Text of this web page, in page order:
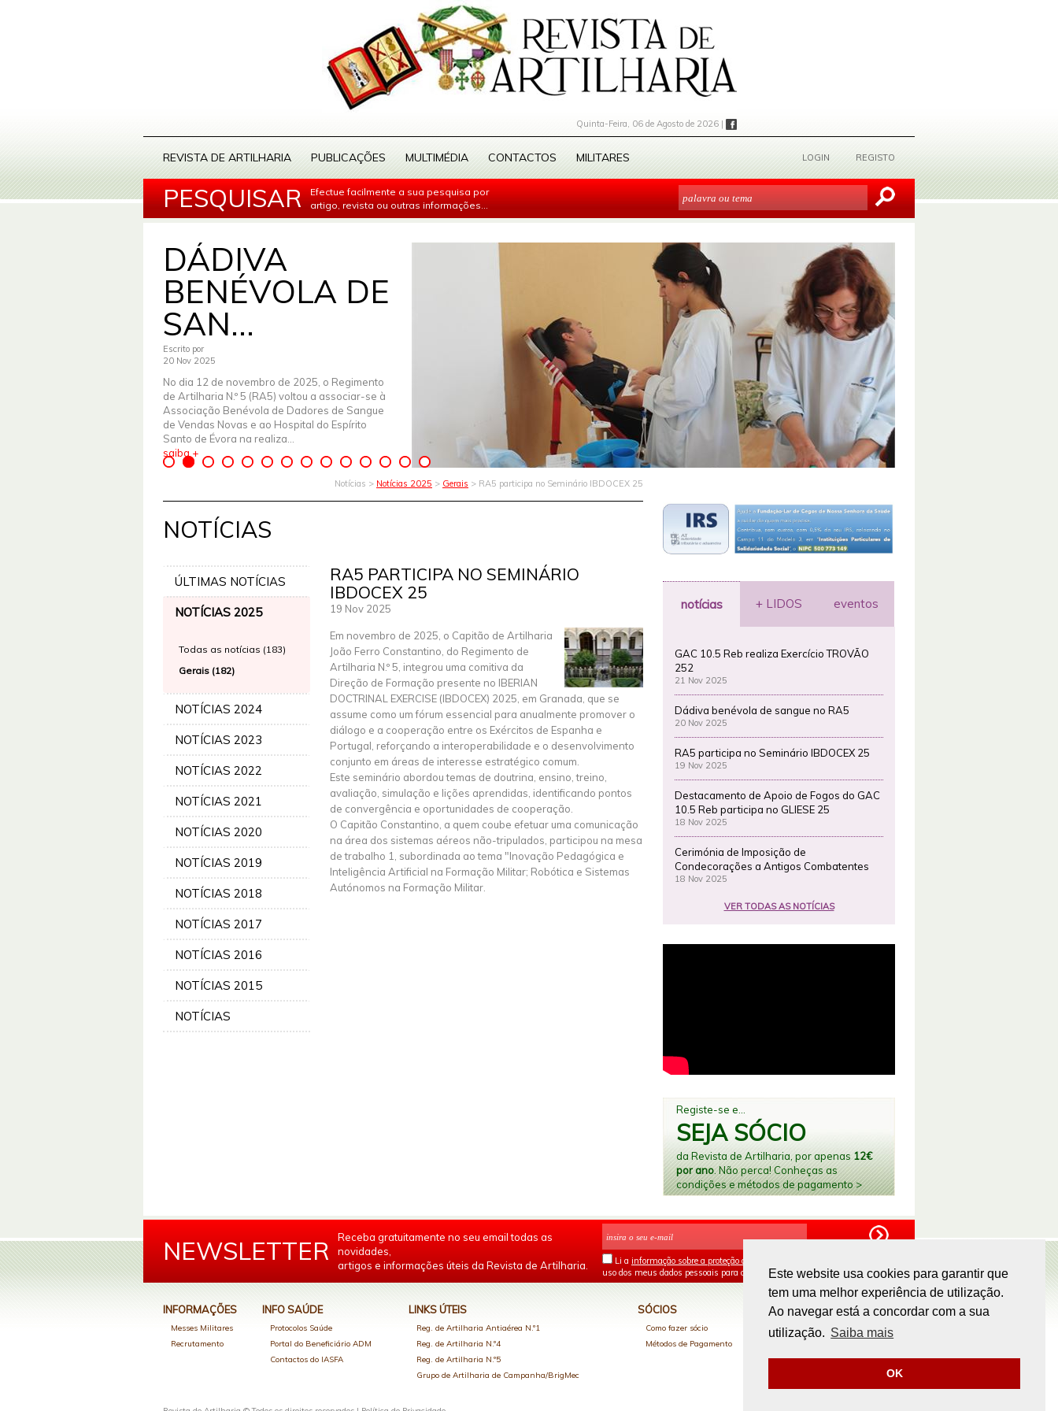
Este website usa cookies para garantir que
tem uma melhor experiência de utilização.
Ao navegar está a concordar com a sua
utilização. Saiba mais
OK
Quinta-Feira, 06 de Agosto de 2026 |
REVISTA DE ARTILHARIA PUBLICAÇÕES MULTIMÉDIA CONTACTOS MILITARES LOGIN REGISTO
PESQUISAR
Efectue facilmente a sua pesquisa por
artigo, revista ou outras informações...
DÁDIVA
BENÉVOLA DE
SAN...
Escrito por
20 Nov 2025
No dia 12 de novembro de 2025, o Regimento
de Artilharia N.º 5 (RA5) voltou a associar-se à
Associação Benévola de Dadores de Sangue
de Vendas Novas e ao Hospital do Espírito
Santo de Évora na realiza...
saiba +
Notícias > Notícias 2025 > Gerais > RA5 participa no Seminário IBDOCEX 25
NOTÍCIAS
ÚLTIMAS NOTÍCIAS
NOTÍCIAS 2025
Todas as notícias (183)
Gerais (182)
NOTÍCIAS 2024
NOTÍCIAS 2023
NOTÍCIAS 2022
NOTÍCIAS 2021
NOTÍCIAS 2020
NOTÍCIAS 2019
NOTÍCIAS 2018
NOTÍCIAS 2017
NOTÍCIAS 2016
NOTÍCIAS 2015
NOTÍCIAS
RA5 PARTICIPA NO SEMINÁRIO
IBDOCEX 25
19 Nov 2025
Em novembro de 2025, o Capitão de Artilharia
João Ferro Constantino, do Regimento de
Artilharia N.º 5, integrou uma comitiva da
Direção de Formação presente no IBERIAN
DOCTRINAL EXERCISE (IBDOCEX) 2025, em Granada, que se
assume como um fórum essencial para anualmente promover o
diálogo e a cooperação entre os Exércitos de Espanha e
Portugal, reforçando a interoperabilidade e o desenvolvimento
conjunto em áreas de interesse estratégico comum.
Este seminário abordou temas de doutrina, ensino, treino,
avaliação, simulação e lições aprendidas, identificando pontos
de convergência e oportunidades de cooperação.
O Capitão Constantino, a quem coube efetuar uma comunicação
na área dos sistemas aéreos não-tripulados, participou na mesa
de trabalho 1, subordinada ao tema "Inovação Pedagógica e
Inteligência Artificial na Formação Militar; Robótica e Sistemas
Autónomos na Formação Militar.
notícias + LIDOS eventos
GAC 10.5 Reb realiza Exercício TROVÃO
252
21 Nov 2025
Dádiva benévola de sangue no RA5
20 Nov 2025
RA5 participa no Seminário IBDOCEX 25
19 Nov 2025
Destacamento de Apoio de Fogos do GAC
10.5 Reb participa no GLIESE 25
18 Nov 2025
Cerimónia de Imposição de
Condecorações a Antigos Combatentes
18 Nov 2025
VER TODAS AS NOTÍCIAS
Registe-se e...
SEJA SÓCIO
da Revista de Artilharia, por apenas 12€
por ano. Não perca! Conheças as
condições e métodos de pagamento >
NEWSLETTER
Receba gratuitamente no seu email todas as
novidades,
artigos e informações úteis da Revista de Artilharia.
Li a informação sobre a proteção de dados
uso dos meus dados pessoais para os fins mencionados.
INFORMAÇÕES
Messes Militares
Recrutamento
INFO SAÚDE
Protocolos Saúde
Portal do Beneficiário ADM
Contactos do IASFA
LINKS ÚTEIS
Reg. de Artilharia Antiaérea N.º1
Reg. de Artilharia N.º4
Reg. de Artilharia N.º5
Grupo de Artilharia de Campanha/BrigMec
SÓCIOS
Como fazer sócio
Métodos de Pagamento
PAGAMENTOS ONLINE